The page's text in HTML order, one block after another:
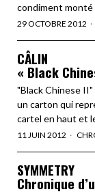
condiment
29 OCTOBRE 2012
CÂLIN
« Black
"Black Chinese
un carton qui
cartel en haut et
11 JUIN 2012
SYMMETRY
Chronique